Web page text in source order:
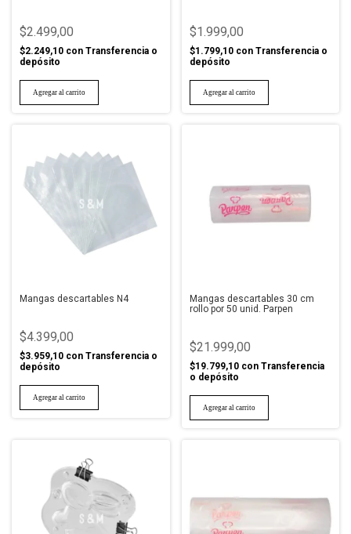
$2.499,00
$2.249,10 con Transferencia o
depósito
$1.999,00
$1.799,10 con Transferencia o
depósito
Mangas descartables N4
$4.399,00
$3.959,10 con Transferencia o
depósito
Mangas descartables 30 cm
rollo por 50 unid. Parpen
$21.999,00
$19.799,10 con Transferencia
o depósito